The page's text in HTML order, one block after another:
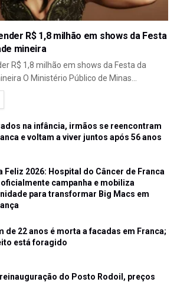
R$ 1,8 milhão em shows da Festa
mineira
R$ 1,8 milhão em shows da Festa da
O Ministério Público de Minas...
na infância, irmãos se reencontram
e voltam a viver juntos após 56 anos
Feliz 2026: Hospital do Câncer de Franca
oficialmente campanha e mobiliza
para transformar Big Macs em
de 22 anos é morta a facadas em Franca;
está foragido
do Posto Rodoil, preços